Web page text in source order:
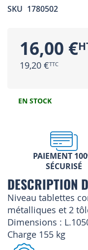
SKU 1780502
16,00 €
19,20 €
EN STOCK
PAIEMENT
SÉCURISÉ
DESCRIPTION
Niveau tablettes
métalliques et 2
Dimensions :
Charge 155 kg